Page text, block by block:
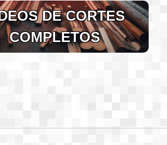
DE CORTES
COMPLETOS